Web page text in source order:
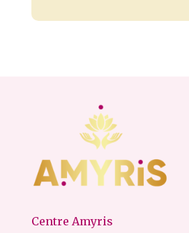
Centre Amyris